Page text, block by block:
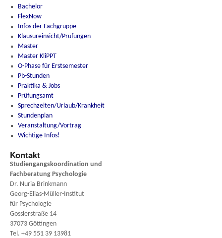
Bachelor
FlexNow
Infos der Fachgruppe
Klausureinsicht/Prüfungen
Master
Master KliPPT
O-Phase für Erstsemester
Pb-Stunden
Praktika & Jobs
Prüfungsamt
Sprechzeiten/Urlaub/Krankheit
Stundenplan
Veranstaltung/Vortrag
Wichtige Infos!
Kontakt
Studiengangskoordination und
Fachberatung Psychologie
Dr. Nuria Brinkmann
Georg-Elias-Müller-Institut
für Psychologie
Gosslerstraße 14
37073 Göttingen
Tel. +49 551 39 13981